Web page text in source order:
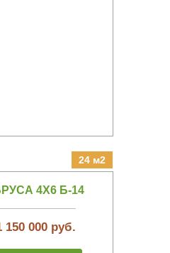
24 м2
4Х6 Б-14
150 000 руб.